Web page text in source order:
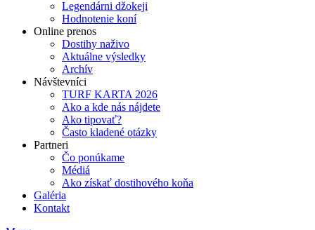
Legendárni džokeji
Hodnotenie koní
Online prenos
Dostihy naživo
Aktuálne výsledky
Archív
Návštevníci
TURF KARTA 2026
Ako a kde nás nájdete
Ako tipovať?
Často kladené otázky
Partneri
Čo ponúkame
Médiá
Ako získať dostihového koňa
Galéria
Kontakt